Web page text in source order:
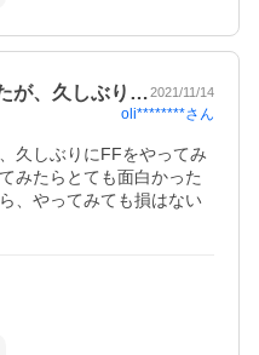
が、久しぶり…2021/11/14
oli********さん
久しぶりにFFをやってみ
みたらとても面白かった
、やってみても損はない